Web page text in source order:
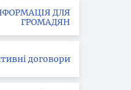
ДЛЯ
ГРОМАДЯН
договори